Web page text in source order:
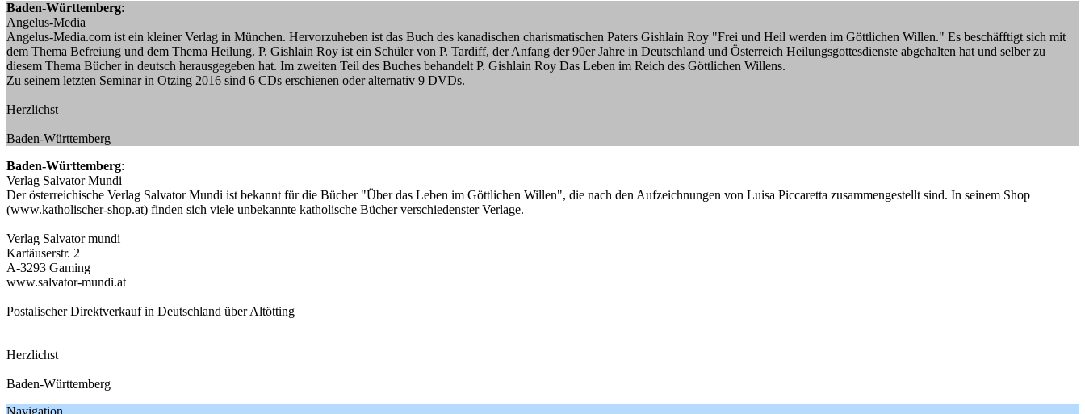
Baden-Württemberg:
Angelus-Media
Angelus-Media.com ist ein kleiner Verlag in München. Hervorzuheben ist das Buch des kanadischen charismatischen Paters Gishlain Roy "Frei und Heil werden im Göttlichen Willen." Es beschäfftigt sich mit
dem Thema Befreiung und dem Thema Heilung. P. Gishlain Roy ist ein Schüler von P. Tardiff, der Anfang der 90er Jahre in Deutschland und Österreich Heilungsgottesdienste abgehalten hat und selber zu
diesem Thema Bücher in deutsch herausgegeben hat. Im zweiten Teil des Buches behandelt P. Gishlain Roy Das Leben im Reich des Göttlichen Willens.
Zu seinem letzten Seminar in Otzing 2016 sind 6 CDs erschienen oder alternativ 9 DVDs.
Herzlichst
Baden-Württemberg
Baden-Württemberg:
Verlag Salvator Mundi
Der österreichische Verlag Salvator Mundi ist bekannt für die Bücher "Über das Leben im Göttlichen Willen", die nach den Aufzeichnungen von Luisa Piccaretta zusammengestellt sind. In seinem Shop
(www.katholischer-shop.at) finden sich viele unbekannte katholische Bücher verschiedenster Verlage.
Verlag Salvator mundi
Kartäuserstr. 2
A-3293 Gaming
www.salvator-mundi.at
Postalischer Direktverkauf in Deutschland über Altötting
Herzlichst
Baden-Württemberg
Navigation